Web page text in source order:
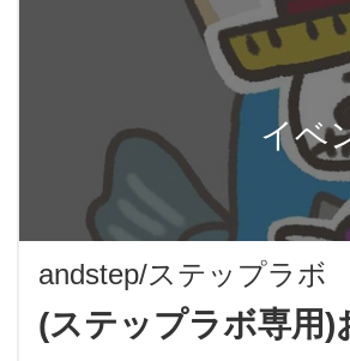
イベ
andstep/ステップラボ
(ステップラボ専用)
LINE
加盟ス
地域に